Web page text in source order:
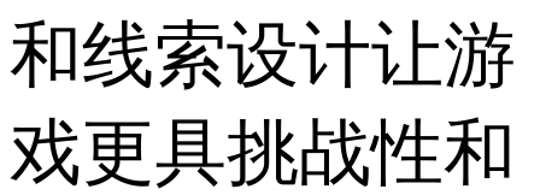
和线索设计让游
戏更具挑战性和